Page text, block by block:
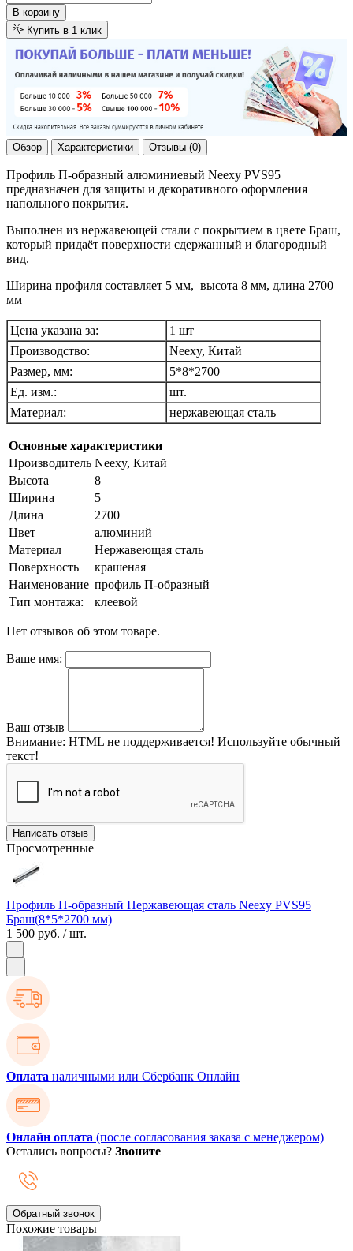
В корзину
Купить в 1 клик
Обзор Характеристики Отзывы (0)
Профиль П-образный алюминиевый Neexy PVS95
предназначен для защиты и декоративного оформления
напольного покрытия.
Выполнен из нержавеющей стали с покрытием в цвете Браш,
который придаёт поверхности сдержанный и благородный
вид.
Ширина профиля составляет 5 мм, высота 8 мм, длина 2700
мм
Цена указана за:
1 шт
Производство:
Neexy, Китай
Размер, мм:
5*8*2700
Ед. изм.:
шт.
Материал:
нержавеющая сталь
Основные характеристики
Производитель Neexy, Китай
Высота
8
Ширина
5
Длина
2700
Цвет
алюминий
Материал
Нержавеющая сталь
Поверхность
крашеная
Наименование профиль П-образный
Тип монтажа:
клеевой
Нет отзывов об этом товаре.
Ваше имя:
Ваш отзыв
Внимание: HTML не поддерживается! Используйте обычный
текст!
Написать отзыв
Просмотренные
Профиль П-образный Нержавеющая сталь Neexy PVS95
Браш(8*5*2700 мм)
1 500 руб. / шт.
Оплата наличными или Сбербанк Онлайн
Онлайн оплата (после согласования заказа с менеджером)
Остались вопросы? Звоните
Обратный звонок
Похожие товары